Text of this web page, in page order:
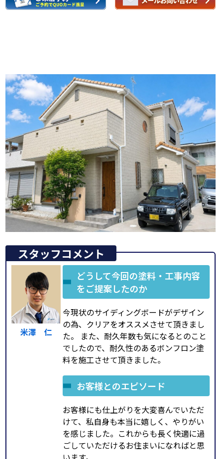
スタッフコメント
米澤 仁
どうして今回の塗料・工事内容
をご提案したのか
今現状のサイディングボードがデザイン
の為、クリアをオススメさせて頂きまし
た。 また、耐久年数も気になるとのこと
でしたので、耐久性のあるボンフロン塗
料を施工させて頂きました。
お客様とのエピソード
お客様にも仕上がりを大変喜んでいただ
けて、私自身も本当に嬉しく、やりがい
を感じました。これからも長く快適に過
ごしていただけるお住まいになればと思